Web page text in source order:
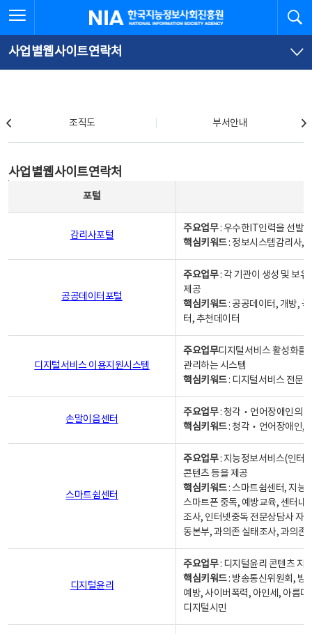
문
로
가
체
뉴
바
가
한국지능정보사회진흥원
사업별웹사이트연락처
조직도 부서안내
사업별웹사이트연락처
포털
감리사포털
주요업무: 우수한IT인력을 선발
핵심키워드: 정보시스템감리사,
공공데이터포털
주요업무: 각 기관이 생성 및 보
제공
핵심키워드: 공공데이터, 개방,
터, 추천데이터
디지털서비스 이용지원시스템
주요업무디지털서비스 활성화를
관리하는 시스템
핵심키워드: 디지털서비스 전문
손말이음센터
주요업무: 청각‧언어장애인의
핵심키워드: 청각‧언어장애인,
스마트쉼센터
주요업무: 지능정보서비스(인터
콘텐츠 등을 제공
핵심키워드: 스마트쉼센터, 지능
스마트폰 중독, 예방교육, 센터내
조사, 인터넷중독 전문상담사 자
동본부, 과의존 실태조사, 과의존
디지털윤리
주요업무: 디지털윤리 콘텐츠 지
핵심키워드: 방송통신위원회, 방
예방, 사이버폭력, 아인세, 아름
디지털시민